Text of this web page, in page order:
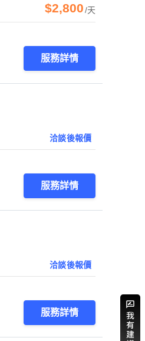
$2,800/天
服務詳情
洽談後報價
服務詳情
洽談後報價
服務詳情